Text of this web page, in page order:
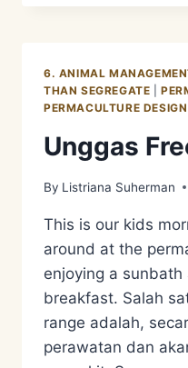
SYSTEM
AREA
6. ANIMAL
THAN SEGREGATE |
PERMACULTURE DESIGN
Unggas
By Listriana Suherman
This is our kids
around at the
enjoying a
breakfast. Salah
range adalah,
perawatan dan